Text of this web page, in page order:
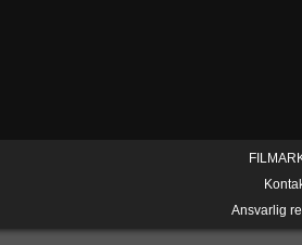
Ansvarlig